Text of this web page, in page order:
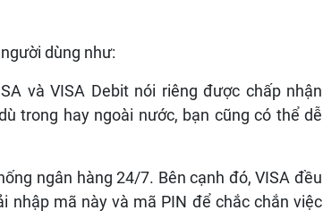
dùng như:
và VISA Debit nói riêng được chấp nhận
trong hay ngoài nước, bạn cũng có thể dễ
ngân hàng 24/7. Bên cạnh đó, VISA đều
nhập mã này và mã PIN để chắc chắn việc